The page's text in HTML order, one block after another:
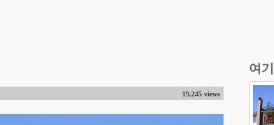
19,245 views
여